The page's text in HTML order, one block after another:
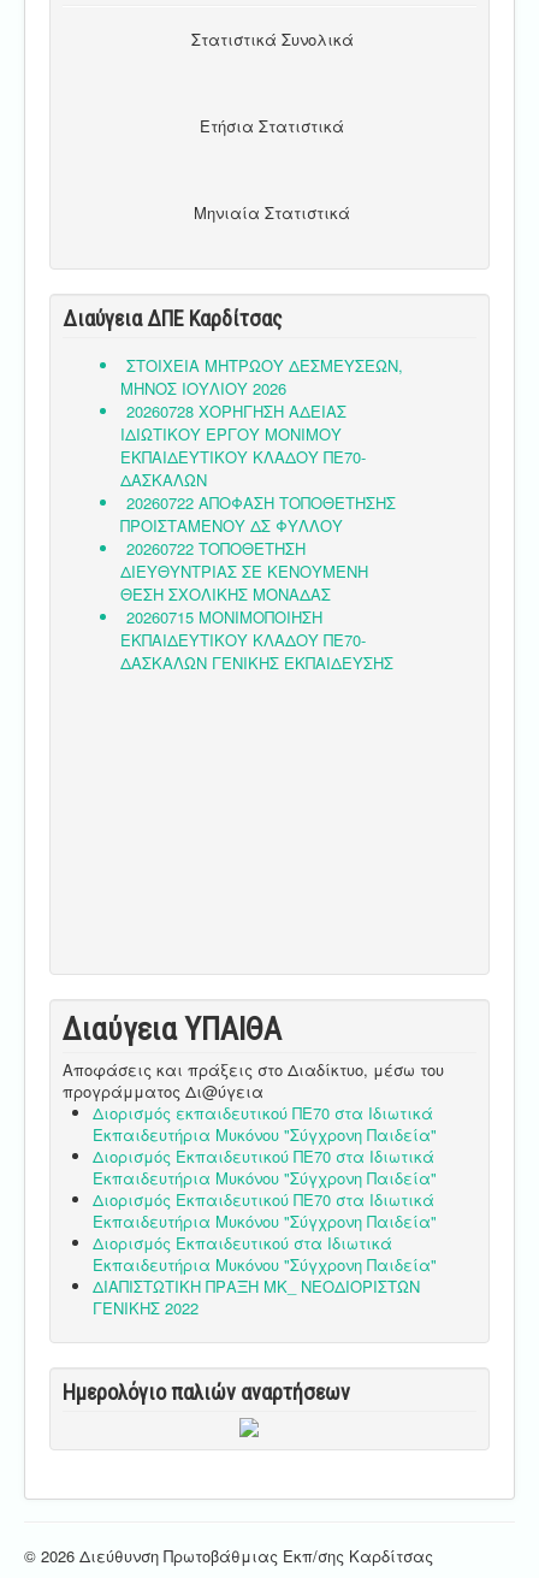
Στατιστικά Συνολικά
Ετήσια Στατιστικά
Μηνιαία Στατιστικά
Διαύγεια ΔΠΕ Καρδίτσας
Διαύγεια ΥΠΑΙΘA
Αποφάσεις και πράξεις στο Διαδίκτυο, μέσω του
προγράμματος Δι@ύγεια
Διορισμός εκπαιδευτικού ΠΕ70 στα Ιδιωτικά
Εκπαιδευτήρια Μυκόνου "Σύγχρονη Παιδεία"
Διορισμός Εκπαιδευτικού ΠΕ70 στα Ιδιωτικά
Εκπαιδευτήρια Μυκόνου "Σύγχρονη Παιδεία"
Διορισμός Εκπαιδευτικού ΠΕ70 στα Ιδιωτικά
Εκπαιδευτήρια Μυκόνου "Σύγχρονη Παιδεία"
Διορισμός Εκπαιδευτικού στα Ιδιωτικά
Εκπαιδευτήρια Μυκόνου "Σύγχρονη Παιδεία"
ΔΙΑΠΙΣΤΩΤΙΚΗ ΠΡΑΞΗ ΜΚ_ ΝΕΟΔΙΟΡΙΣΤΩΝ
ΓΕΝΙΚΗΣ 2022
Ημερολόγιο παλιών αναρτήσεων
© 2026 Διεύθυνση Πρωτοβάθμιας Εκπ/σης Καρδίτσας